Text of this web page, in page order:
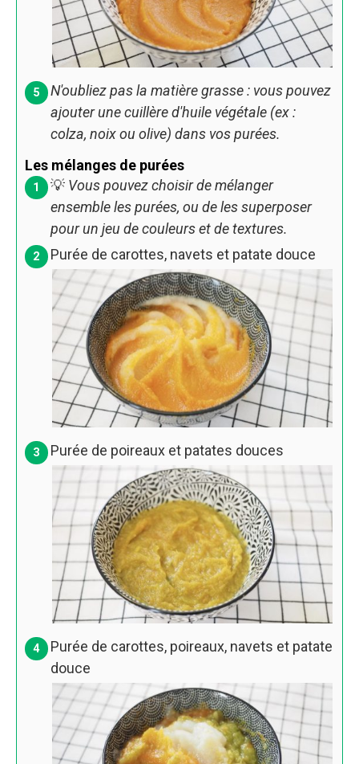
N'oubliez pas la matière grasse : vous pouvez
ajouter une cuillère d'huile végétale (ex :
colza, noix ou olive) dans vos purées.
Les mélanges de purées
💡 Vous pouvez choisir de mélanger
ensemble les purées, ou de les superposer
pour un jeu de couleurs et de textures.
Purée de carottes, navets et patate douce
Purée de poireaux et patates douces
Purée de carottes, poireaux, navets et patate
douce